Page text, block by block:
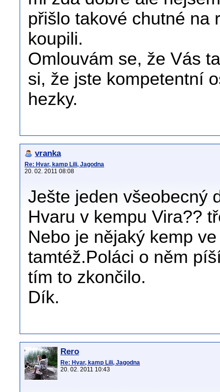
přišlo takové chutné na
koupili.
Omlouvám se, že Vás
si, že jste kompetentní
hezky.
vranka
Re: Hvar, kamp Lili, Jagodna
20. 02. 2011 08:08
Ješte jeden všeobecný
Hvaru v kempu Vira??
Nebo je nějaký kemp
tamtéž.Poláci o něm
tím to zkončilo.
Dík.
Rero
Re: Hvar, kamp Lili, Jagodna
20. 02. 2011 10:43